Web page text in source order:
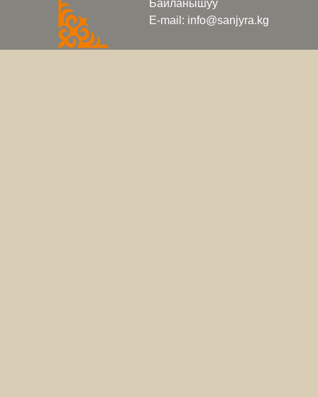
Байланышуу
E-mail: info@sanjyra.kg